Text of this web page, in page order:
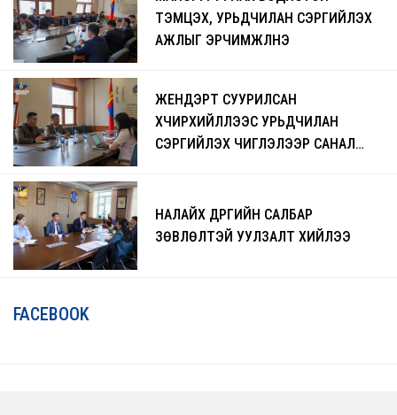
ТЭМЦЭХ, УРЬДЧИЛАН СЭРГИЙЛЭХ
АЖЛЫГ ЭРЧИМЖҮҮЛНЭ
ЖЕНДЭРТ СУУРИЛСАН
ХҮЧИРХИЙЛЛЭЭС УРЬДЧИЛАН
СЭРГИЙЛЭХ ЧИГЛЭЛЭЭР САНАЛ
НАЛАЙХ ДҮҮРГИЙН САЛБАР
ЗӨВЛӨЛТЭЙ УУЛЗАЛТ ХИЙЛЭЭ
FACEBOOK